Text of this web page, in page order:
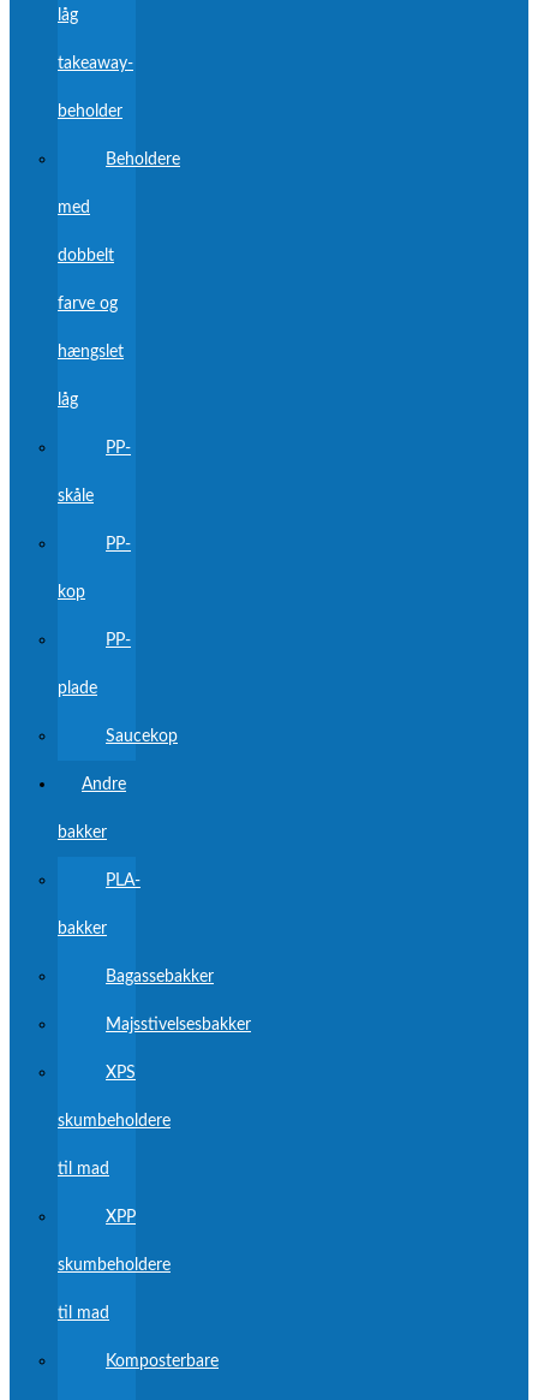
låg
takeaway-
beholder
Beholdere
med
dobbelt
farve og
hængslet
låg
PP-
skåle
PP-
kop
PP-
plade
Saucekop
Andre
bakker
PLA-
bakker
Bagassebakker
Majsstivelsesbakker
XPS
skumbeholdere
til mad
XPP
skumbeholdere
til mad
Komposterbare